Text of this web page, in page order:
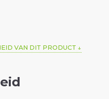
VAN DIT PRODUCT